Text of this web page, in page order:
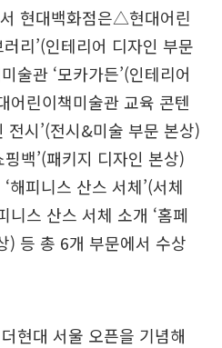
현대백화점은△현대어린
리’(인테리어 디자인 부문
술관 ‘모카가든’(인테리어
린이책미술관 교육 콘텐
전시’(전시&미술 부문 본상)
백’(패키지 디자인 본상)
피니스 산스 서체’(서체
스 산스 서체 소개 ‘홈페
) 등 총 6개 부문에서 수상
현대 서울 오픈을 기념해